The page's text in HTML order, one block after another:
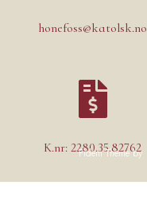
honefoss@katolsk.no
K.nr: 2280.35.82762
Fidem Theme by